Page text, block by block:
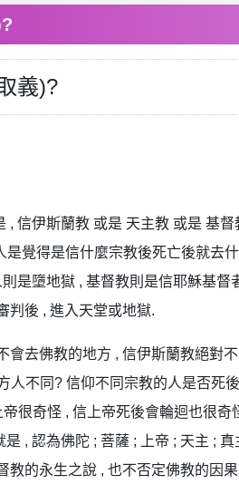
義)?
信伊斯蘭教 或是 天主教 或是 基
覺得是信什麼宗教後死亡後就去
是墮地獄 , 基督教則是信耶穌基
判後 , 進入天堂或地獄.
去佛教的地方 , 信伊斯蘭教絕對
不同? 信仰不同宗教的人是否死
很奇怪 , 信上帝死後會輪迴也很
, 認為佛陀 ; 菩薩 ; 上帝 ; 天主 ;
的永生之說 , 也不否定佛教的因